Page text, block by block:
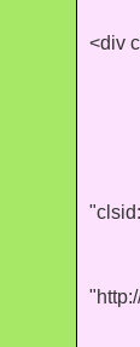
<div